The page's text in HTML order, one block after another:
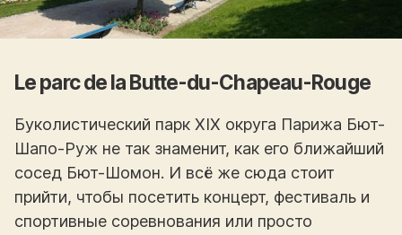
Le parc de la Butte-du-Chapeau-Rouge
Буколистический парк XIX округа Парижа Бют-
Шапо-Руж не так знаменит, как его ближайший
сосед Бют-Шомон. И всё же сюда стоит
прийти, чтобы посетить концерт, фестиваль и
спортивные соревнования или просто